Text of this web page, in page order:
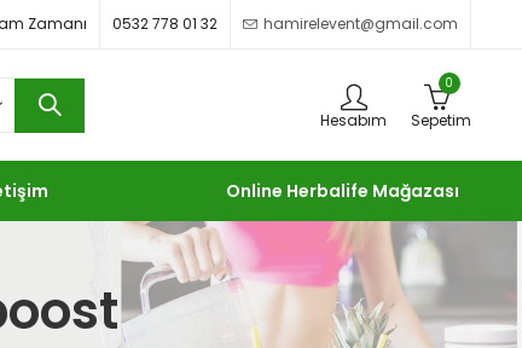
Zamanı 0532 778 01 32 hamirelevent@gmail.com
Hesabım
0
Sepetim
Online Herbalife Mağazası